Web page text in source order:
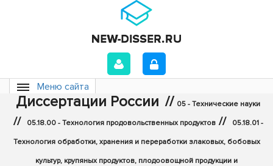
Меню сайта
Диссертации России // 05 - Технические науки
// 05.18.00 - Технология продовольственных продуктов // 05.18.01 -
Технология обработки, хранения и переработки злаковых, бобовых
культур, крупяных продуктов, плодоовощной продукции и